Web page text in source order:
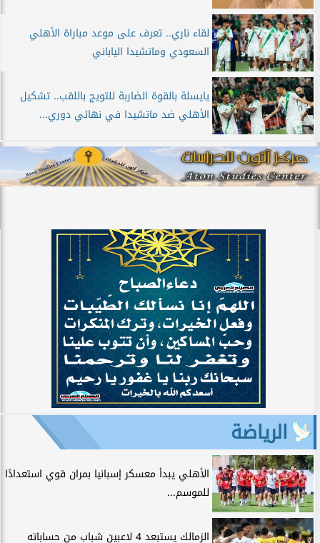
لقاء ناري.. تعرف على موعد مباراة الأهلي
السعودي وماتشيدا الياباني
يايسلة بالقوة الضاربة للتويج باللقب.. تشكيل
الأهلي ضد ماتشيدا في نهائي دوري...
الرياضة
الأهلي يبدأ معسكر إسبانيا بمران قوي استعدادًا
للموسم...
الزمالك يستبعد 4 لاعبين شباب من حساباته